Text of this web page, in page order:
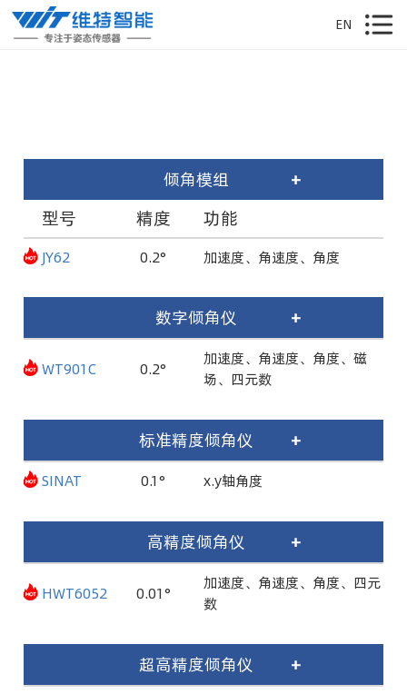
EN
倾角模组 +
型号 精度 功能
JY62 0.2° 加速度、角速度、角度
数字倾角仪 +
WT901C 0.2°
加速度、角速度、角度、磁
场、四元数
标准精度倾角仪 +
SINAT 0.1° x.y轴角度
高精度倾角仪 +
HWT6052 0.01°
加速度、角速度、角度、四元
数
超高精度倾角仪 +